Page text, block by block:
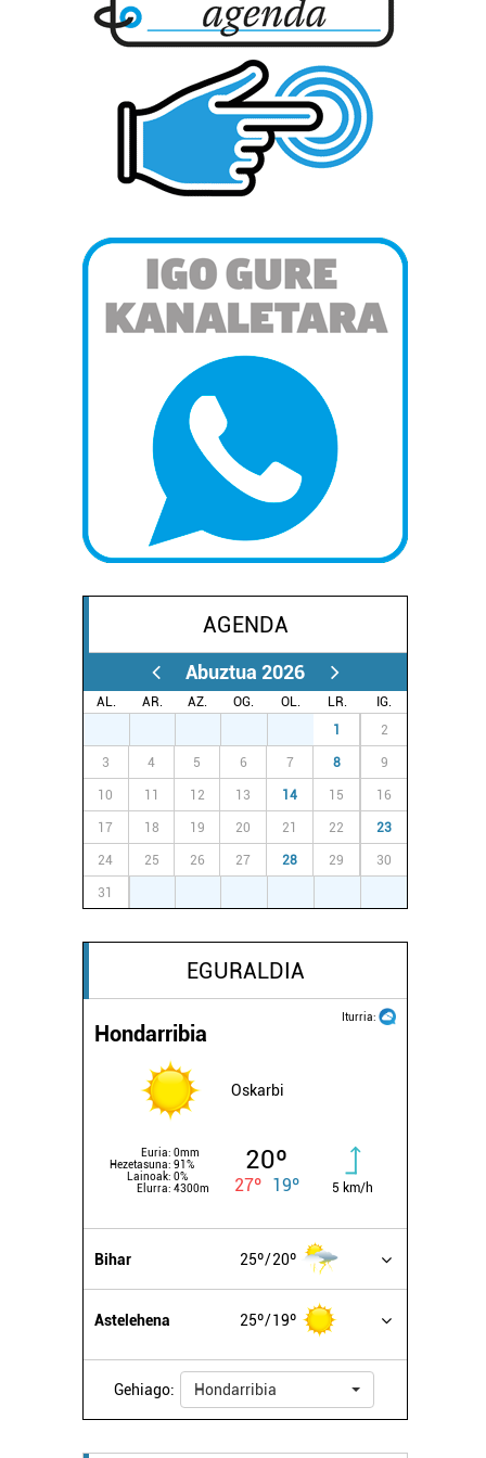
AGENDA
Abuztua 2026
AL. AR. AZ. OG. OL. LR.
IG.
1 2
3 4 5 6 7 8 9
10 11 12 13 14 15 16
17 18 19 20 21 22 23
24 25 26 27 28 29 30
31
EGURALDIA
Iturria:
Hondarribia
Oskarbi
Euria: 0mm
Hezetasuna: 91%
Lainoak: 0%
Elurra: 4300m
20º
27º 19º 5 km/h
Bihar 25º 20º
Astelehena 25º 19º
Gehiago: Hondarribia